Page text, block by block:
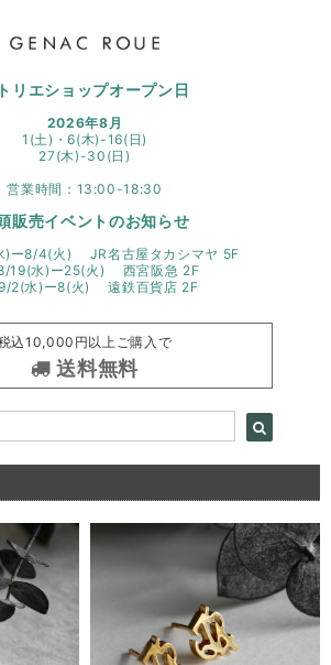
リエショップオープン日
2026年8月
1(土)・6(木)-16(日)
27(木)-30(日)
営業時間：13:00-18:30
販売イベントのお知らせ
8/4(火) JR名古屋タカシマヤ 5F
水)ー25(火) 西宮阪急 2F
水)ー8(火) 遠鉄百貨店 2F
込10,000円以上ご購入で
送料無料